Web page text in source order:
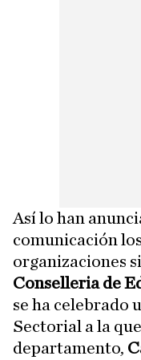
Así lo han
comunicación
organizaciones
Conselleria de
se ha celebrado
Sectorial a la
departamento,